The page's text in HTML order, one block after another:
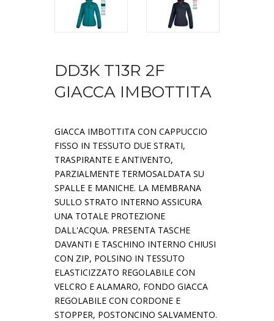
DD3K T13R 2F
GIACCA IMBOTTITA
GIACCA IMBOTTITA CON CAPPUCCIO
FISSO IN TESSUTO DUE STRATI,
TRASPIRANTE E ANTIVENTO,
PARZIALMENTE TERMOSALDATA SU
SPALLE E MANICHE. LA MEMBRANA
SULLO STRATO INTERNO ASSICURA
UNA TOTALE PROTEZIONE
DALL'ACQUA. PRESENTA TASCHE
DAVANTI E TASCHINO INTERNO CHIUSI
CON ZIP, POLSINO IN TESSUTO
ELASTICIZZATO REGOLABILE CON
VELCRO E ALAMARO, FONDO GIACCA
REGOLABILE CON CORDONE E
STOPPER, POSTONCINO SALVAMENTO.